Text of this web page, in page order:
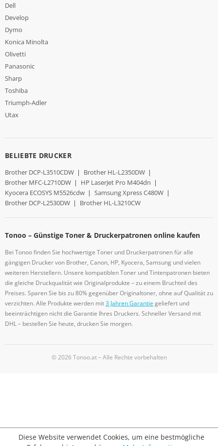
Dell
Develop
Dymo
Konica Minolta
Olivetti
Panasonic
Sharp
Toshiba
Triumph-Adler
Utax
BELIEBTE DRUCKER
Brother DCP-L3510CDW | Brother HL-L2350DW |
Brother MFC-L2710DW | HP LaserJet Pro M404dn |
Kyocera ECOSYS M5526cdw | Samsung Xpress C480W |
Brother DCP-L2530DW | Brother HL-L3210CW
Tonoo – Günstige Toner & Druckerpatronen online kaufen
Bei Tonoo finden Sie hochwertige Toner und Druckerpatronen für alle
gängigen Drucker von Brother, Canon, HP, Kyocera, Samsung und vielen
weiteren Herstellern. Unsere kompatiblen Toner und Tintenpatronen bieten
die gleiche Druckqualität wie Originalprodukte – zu einem Bruchteil des
Preises. Sparen Sie bis zu 80% gegenüber Originaltoner, ohne auf Qualität zu
verzichten. Alle Produkte werden mit3 Jahren Garantiegeliefert und
beeinträchtigen nicht die Garantie Ihres Druckers. Schneller Versand mit
DHL – bestellen Sie heute, drucken Sie morgen.
© 2026 Tonoo.at – Alle Rechte vorbehalten
Diese Website verwendet Cookies, um eine bestmögliche